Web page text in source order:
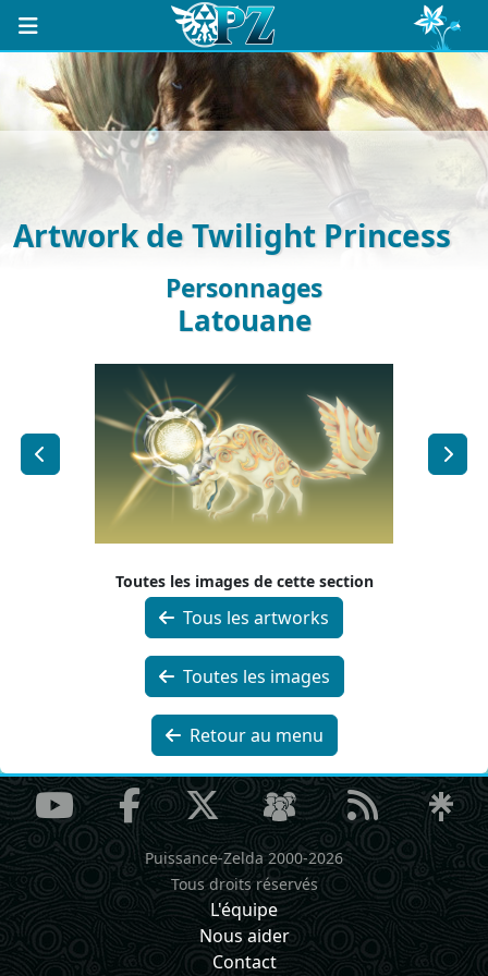
Artwork de Twilight Princess
Personnages
Latouane
Toutes les images de cette section
Tous les artworks
Toutes les images
Retour au menu
Puissance-Zelda 2000-2026
Tous droits réservés
L'équipe
Nous aider
Contact